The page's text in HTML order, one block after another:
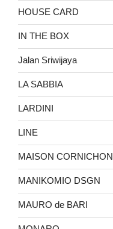
HOUSE CARD
IN THE BOX
Jalan Sriwijaya
LA SABBIA
LARDINI
LINE
MAISON CORNICHON
MANIKOMIO DSGN
MAURO de BARI